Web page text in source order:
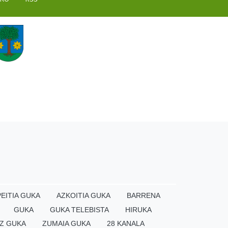
GUKA AZKOITIA GUKA
BARRENA
GUKA GUKA TELEBISTA
HIRUKA
GUKA ZUMAIA GUKA 28 KANALA